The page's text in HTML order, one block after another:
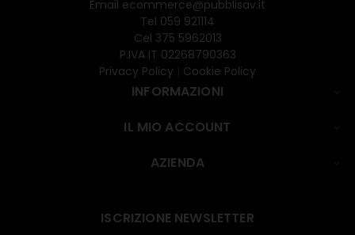
Email ecommerce@pubblisav.it
Tel 059 921114
Cel 375 5962013
P.IVA IT 02268790363
Privacy Policy
Cookie Policy
INFORMAZIONI
IL MIO ACCOUNT
AZIENDA
ISCRIZIONE NEWSLETTER